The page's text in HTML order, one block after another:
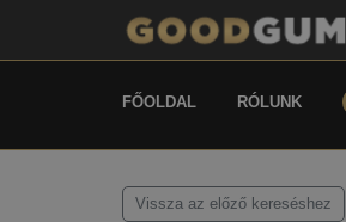
FŐOLDAL RÓLUNK
Vissza az előző kereséshez